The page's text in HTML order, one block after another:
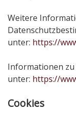
Weitere
unter: https://
Informationen zu
unter: https://
Cookies